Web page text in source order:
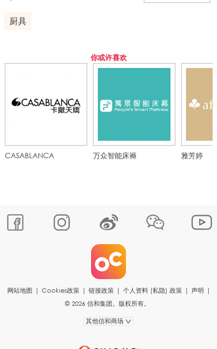
厨具
你或许喜欢
CASABLANCA 万众智能床褥 雅芳婷
网站地图 | Cookies政策 | 链接政策 | 个人资料 (私隐) 政策 | 声明 |
© 2026 信和集团。版权所有。
其他信和商场